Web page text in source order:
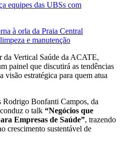
equipes das UBSs com
à orla da Praia Central
e manutenção
da Vertical Saúde da ACATE,
painel que discutirá as tendências
visão estratégica para quem atua
Rodrigo Bonfanti Campos, da
o talk “Negócios que
Empresas de Saúde”, trazendo
crescimento sustentável de